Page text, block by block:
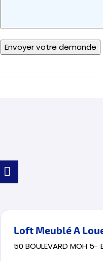
Loft Meublé A
50 BOULEVARD MOH 5-